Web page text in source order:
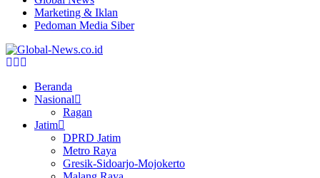
Marketing & Iklan
Pedoman Media Siber
Facebook
Twitter
Beranda
Nasional
Ragan
Jatim
DPRD Jatim
Metro Raya
Gresik-Sidoarjo-Mojokerto